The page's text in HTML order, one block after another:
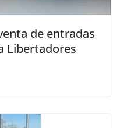
de entradas
Libertadores